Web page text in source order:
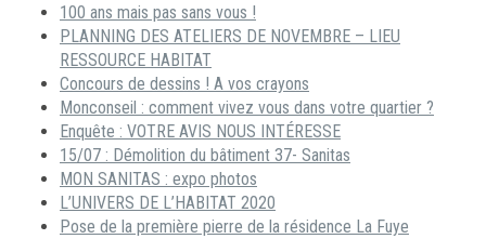
100 ans mais pas sans vous !
PLANNING DES ATELIERS DE NOVEMBRE – LIEU
RESSOURCE HABITAT
Concours de dessins ! A vos crayons
Monconseil : comment vivez vous dans votre quartier ?
Enquête : VOTRE AVIS NOUS INTÉRESSE
15/07 : Démolition du bâtiment 37- Sanitas
MON SANITAS : expo photos
L’UNIVERS DE L’HABITAT 2020
Pose de la première pierre de la résidence La Fuye